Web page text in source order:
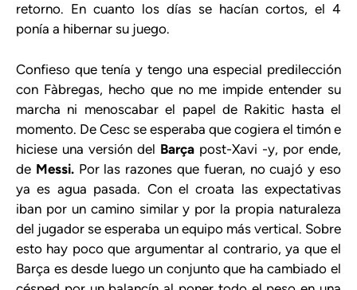
retorno. En cuanto los días se hacían cortos, el 4
ponía a hibernar su juego.
Confieso que tenía y tengo una especial predilección
con Fàbregas, hecho que no me impide entender su
marcha ni menoscabar el papel de Rakitic hasta el
momento. De Cesc se esperaba que cogiera el timón e
hiciese una versión del Barça post-Xavi -y, por ende,
de Messi.Por las razones que fueran, no cuajó y eso
ya es agua pasada. Con el croata las expectativas
iban por un camino similar y por la propia naturaleza
del jugador se esperaba un equipo más vertical. Sobre
esto hay poco que argumentar al contrario, ya que el
Barça es desde luego un conjunto que ha cambiado el